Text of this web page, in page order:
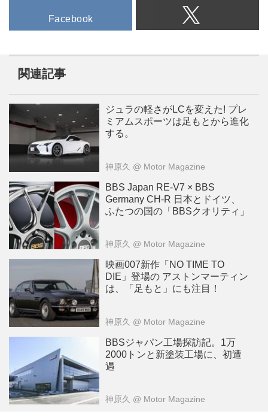
Facebook
関連記事
ジュラの軽さがLCを変えた! プレ
ミアムスポーツは足もとから進化
する。
神原久 @ Motor Magazine
BBS Japan RE-V7 × BBS
Germany CH-R 日本とドイツ、
ふたつの国の「BBSクオリティ」
神原久 @ Motor Magazine
映画007新作「NO TIME TO
DIE」登場の アストンマーティン
は、「足もと」にも注目！
神原久 @ Motor Magazine
BBSジャパン工場探訪記。1万
2000トンと新塗装工場に、初遭
遇
神原久 @ Motor Magazine